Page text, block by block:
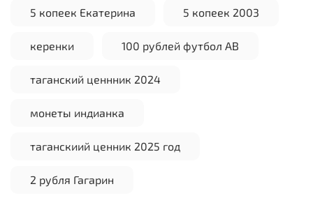
5 копеек Екатерина 5 копеек 2003
керенки 100 рублей футбол АВ
таганский ценнник 2024
монеты индианка
таганскиий ценник 2025 год
2 рубля Гагарин